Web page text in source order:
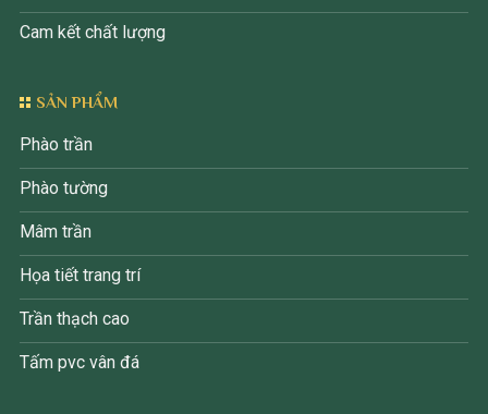
Cam kết chất lượng
SẢN PHẨM
Phào trần
Phào tường
Mâm trần
Họa tiết trang trí
Trần thạch cao
Tấm pvc vân đá